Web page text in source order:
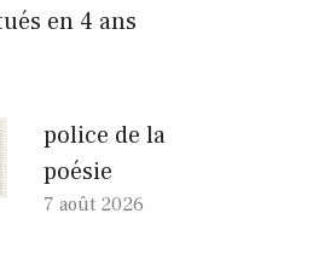
en 4 ans
police de la
poésie
7 août 2026